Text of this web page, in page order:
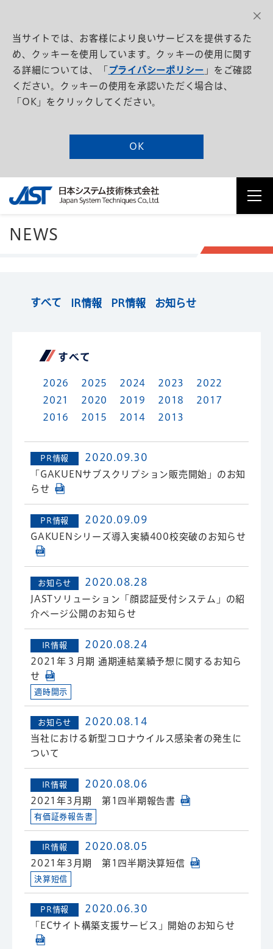
当サイトでは、お客様により良いサービスを提供するた
め、クッキーを使用しています。クッキーの使用に関す
る詳細については、「 プライバシーポリシー 」をご確認
ください。クッキーの使用を承認いただく場合は、
「OK」をクリックしてください。
OK
NEWS
すべて IR情報 PR情報 お知らせ
すべて
2026 2025 2024 2023
2022
2021
2020 2019 2018
2017
2016
2015 2014 2013
PR情報 2020.09.30
「GAKUENサブスクリプション販売開始」のお知
らせ
PR情報 2020.09.09
GAKUENシリーズ導入実績400校突破のお知らせ
お知らせ 2020.08.28
JASTソリューション「顔認証受付システム」の紹
介ページ公開のお知らせ
IR情報 2020.08.24
2021年３月期 通期連結業績予想に関するお知ら
せ
適時開示
お知らせ 2020.08.14
当社における新型コロナウイルス感染者の発生に
ついて
IR情報 2020.08.06
2021年3月期 第1四半期報告書
有価証券報告書
IR情報 2020.08.05
2021年3月期 第1四半期決算短信
決算短信
PR情報 2020.06.30
「ECサイト構築支援サービス」開始のお知らせ